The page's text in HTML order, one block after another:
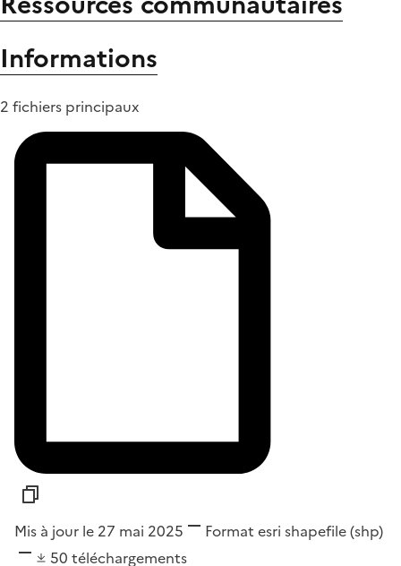
Informations
2 fichiers principaux
Mis à jour le 27 mai 2025 Format esri shapefile (shp)
50 téléchargements